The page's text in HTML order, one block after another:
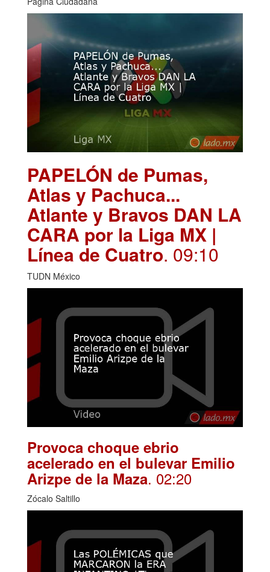
PAPELÓN de Pumas,
Atlas y Pachuca...
Atlante y Bravos DAN LA
CARA por la Liga MX |
Línea de Cuatro. 09:10
TUDN México
Provoca choque ebrio
acelerado en el bulevar Emilio
Arizpe de la Maza. 02:20
Zócalo Saltillo